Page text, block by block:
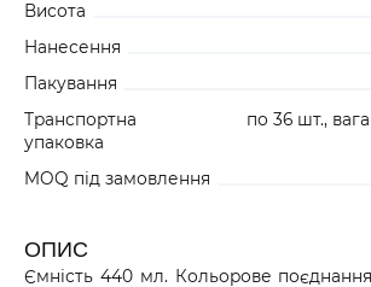
Висота
Нанесення
Пакування
Транспортна
упаковка
по 36 шт.,
MOQ під замовлення
ОПИС
Ємність 440 мл. Кольорове поєднання